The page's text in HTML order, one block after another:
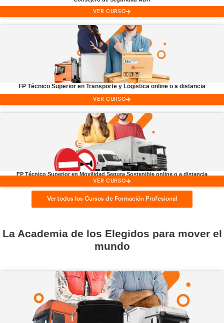
Título deTransportista
VER CURSO
Consejero deSeguridad ADR
VER CURSO
FP Técnico Superior enTransporte y Logística online
VER CURSO